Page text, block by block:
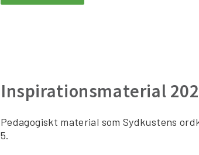
Inspirationsmaterial
Pedagogiskt material som Sydkustens
5.